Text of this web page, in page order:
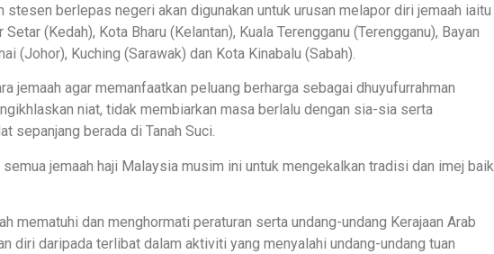
stesen berlepas negeri akan digunakan untuk urusan melapor diri jemaah iaitu
(Kedah), Kota Bharu (Kelantan), Kuala Terengganu (Terengganu), Bayan
(Johor), Kuching (Sarawak) dan Kota Kinabalu (Sabah).
jemaah agar memanfaatkan peluang berharga sebagai dhuyufurrahman
niat, tidak membiarkan masa berlalu dengan sia-sia serta
sepanjang berada di Tanah Suci.
semua jemaah haji Malaysia musim ini untuk mengekalkan tradisi dan imej baik
mematuhi dan menghormati peraturan serta undang-undang Kerajaan Arab
diri daripada terlibat dalam aktiviti yang menyalahi undang-undang tuan